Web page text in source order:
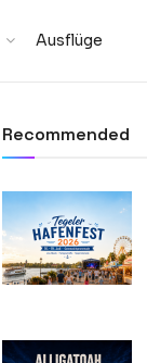
Ausflüge
Recommended